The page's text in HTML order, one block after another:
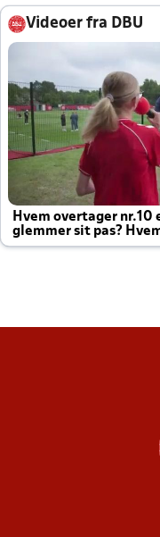
Videoer fra DBU
Hvem overtager nr.10
glemmer sit pas?
altid til efter kampe?